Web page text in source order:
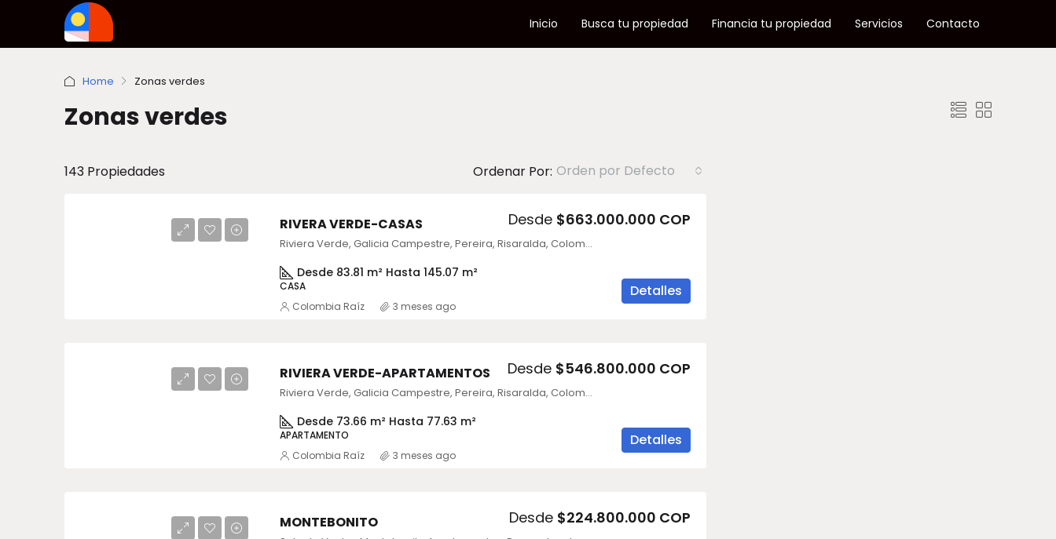
Inicio Busca tu propiedad Financia tu propiedad Servicios Contacto
Home Zonas verdes
Zonas verdes
143 Propiedades Ordenar Por: Orden por Defecto
RIVERA VERDE-CASAS Desde $663.000.000 COP
Riviera Verde, Galicia Campestre, Pereira, Risaralda, Colombia
Desde 83.81 m² Hasta 145.07 m²
CASA Detalles
Colombia Raíz 3 meses ago
RIVIERA VERDE-APARTAMENTOS Desde $546.800.000 COP
Riviera Verde, Galicia Campestre, Pereira, Risaralda, Colombia
Desde 73.66 m² Hasta 77.63 m²
APARTAMENTO Detalles
Colombia Raíz 3 meses ago
MONTEBONITO Desde $224.800.000 COP